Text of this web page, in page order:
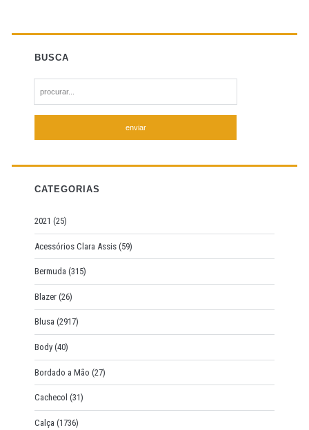
BUSCA
e
h
f
r
:
CATEGORIAS
2021 (25)
Acessórios Clara Assis (59)
Bermuda (315)
Blazer (26)
Blusa (2917)
Body (40)
Bordado a Mão (27)
Cachecol (31)
Calça (1736)